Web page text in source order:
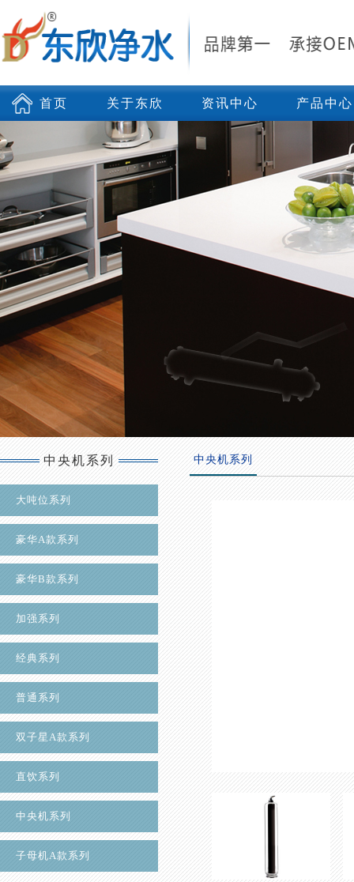
首页 关于东欣 资讯中心 产品中心
中央机系列
大吨位系列
豪华A款系列
豪华B款系列
加强系列
经典系列
普通系列
双子星A款系列
直饮系列
中央机系列
子母机A款系列
中央机系列